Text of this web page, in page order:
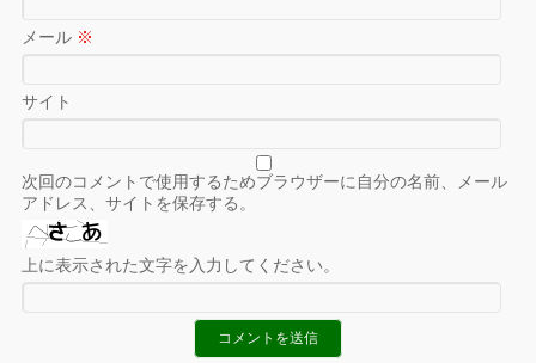
メール ※
サイト
次回のコメントで使用するためブラウザーに自分の名前、メール
アドレス、サイトを保存する。
上に表示された文字を入力してください。